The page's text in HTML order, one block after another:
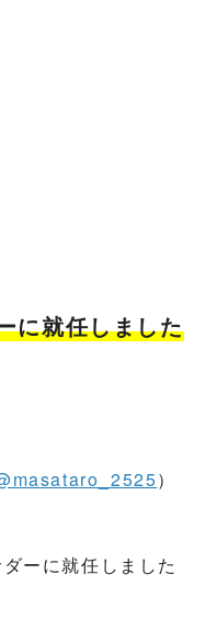
に就任しました
）
ーに就任しました